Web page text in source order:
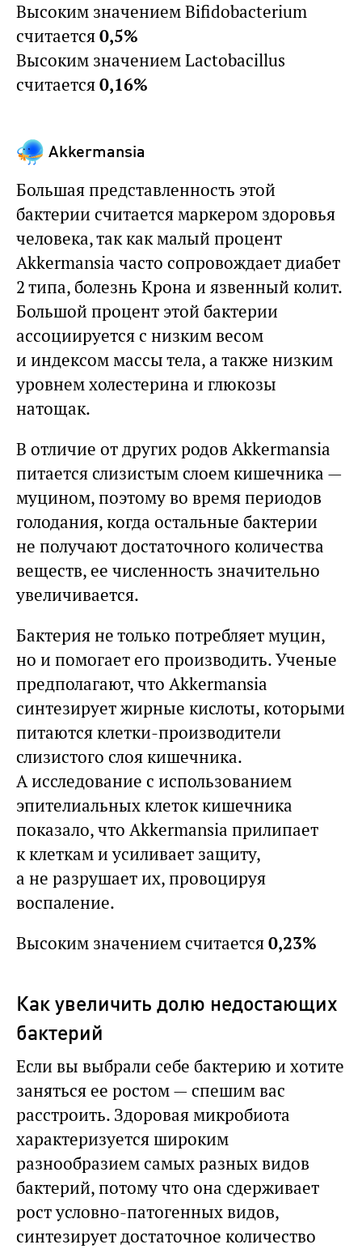
Высоким значением Bifidobacterium
считается0,5%
Высоким значением Lactobacillus
считается0,16%
Akkermansia
Большая представленность этой
бактерии считается маркером здоровья
человека, так как малый процент
Akkermansia часто сопровождает диабет
2 типа, болезнь Крона и язвенный колит.
Большой процент этой бактерии
ассоциируется с низким весом
и индексом массы тела, а также низким
уровнем холестерина и глюкозы
натощак.
В отличие от других родов Akkermansia
питается слизистым слоем кишечника —
муцином, поэтому во время периодов
голодания, когда остальные бактерии
не получают достаточного количества
веществ, ее численность значительно
увеличивается.
Бактерия не только потребляет муцин,
но и помогает его производить. Ученые
предполагают, что Akkermansia
синтезирует жирные кислоты, которыми
питаются клетки-производители
слизистого слоя кишечника.
А исследование с использованием
эпителиальных клеток кишечника
показало, что Akkermansia прилипает
к клеткам и усиливает защиту,
а не разрушает их, провоцируя
воспаление.
Высоким значением считается0,23%
Как увеличить долю недостающих
бактерий
Если вы выбрали себе бактерию и хотите
заняться ее ростом — спешим вас
расстроить. Здоровая микробиота
характеризуется широким
разнообразием самых разных видов
бактерий, потому что она сдерживает
рост условно-патогенных видов,
синтезирует достаточное количество